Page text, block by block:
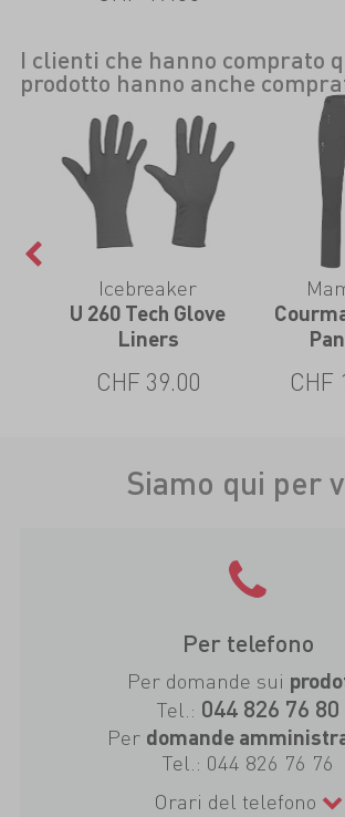
I clienti che hanno comprato
prodotto hanno anche
Icebreaker
U 260 Tech Glove
Liners
CHF 39.00 CHF
Siamo qui per
Per telefono
Per domande sui
Tel.: 044 826 76 80
Per domande
Tel.: 044 826 76 76
Orari del telefono